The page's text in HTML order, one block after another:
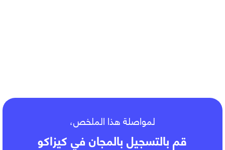
لمواصلة هذا الملخص،
قم بالتسجيل بالمجان في كيزاكو